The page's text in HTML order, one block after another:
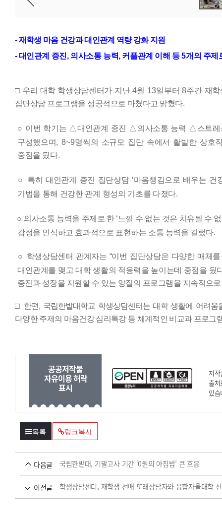
-재학생 마음 건강과 대인관계 역량 강화 지원
-대인관계 증진, 의사소통 능력, 커플관계 이해 등5개의 주제
□ 우리 대학 학생상담센터가 지난4월 13일부터8주간 재
집단상담 프로그램을 성공적으로 마쳤다고 밝혔다.
○ 이번 학기는 △대인관계 증진 △ 의사소통 능력 △ 스트
구성했으며, 8~9명씩의 소규모 집단 속에서 활발한 상호
중점을 뒀다.
○ 특히 대 인관계 증진 집단상담 ‘마음챙김으로 배우는 건
기법을 통해 건강한 관계 형성의 기초를 다졌다.
○ 의사소통 능력을 주제로 한 ‘ 느낄 수 없는 것은 치유될 수
감정을 인식하고 효과적으로 표현하는 소통 능력을 길렀다.
○ 학생상담센터 관계자는 “이번 집단상담은 다양한 매체
대인관계를 맺고 대학 생활의 적응력을 높이는데 중점을 뒀
증진과 성장을 지원할 수 있는 양질의 프로그램을 지속적으로
□ 한편, 국립한밭대학교 학생상담센터는 대학 생활에 어려움
다양한 주제의 마음건강 심리특강 등 체계적인 비교과 프로그
공공저작물
자유이용 허락
표시
저
출
있
목록 링크복사
다음글 국립한밭대, 기말고사 기간 ‘0원의 아침밥’ 큰 호응
이전글 학생상담센터, 재학생 선배 또래상담자와 융합자율대학